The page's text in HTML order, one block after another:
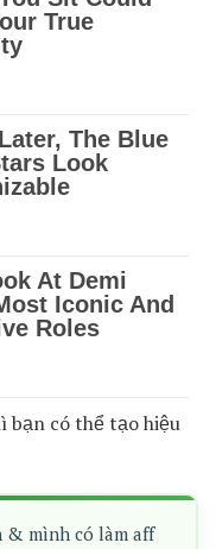
bạn có thể tạo hiệu
mình có làm aff